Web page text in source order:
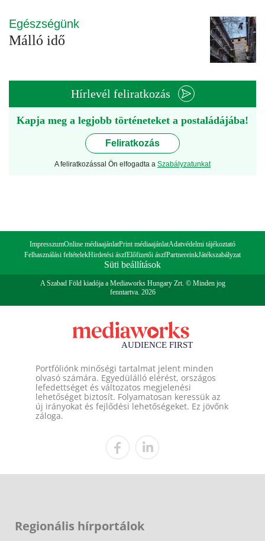
Egészségünk
Málló idő
Hírlevél feliratkozás
Kapja meg a legjobb történeteket a postaládájába!
Feliratkozás
A feliratkozással Ön elfogadta a Szabályzatunkat
ImpresszumOnline médiaajánlatPrint médiaajánlatAdatvédelmi tájékoztató
Felhasználási feltételekHirdetési ászfElőfizetői ászfPartnereinkJátékszabályzat
Süti beállítások
A Szabad Föld kiadója a Mediaworks Hungary Zrt. © Minden jog
fenntartva. 2026
Portfóliónk minőségi tartalmat jelent minden
olvasó számára. Egyedülálló elérést, országos
lefedettséget és változatos megjelenési
lehetőséget biztosít. Folyamatosan keressük az
új irányokat és fejlődési lehetőségeket. Ez jövőnk
záloga.
Regionális hírportálok